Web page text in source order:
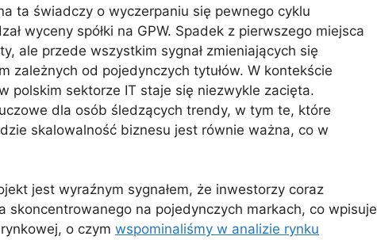
ta świadczy o wyczerpaniu się pewnego cyklu
wyceny spółki na GPW. Spadek z pierwszego miejsca
ale przede wszystkim sygnał zmieniających się
zależnych od pojedynczych tytułów. W kontekście
polskim sektorze IT staje się niezwykle zacięta.
dla osób śledzących trendy, w tym te, które
skalowalność biznesu jest równie ważna, co w
jest wyraźnym sygnałem, że inwestorzy coraz
skoncentrowanego na pojedynczych markach, co wpisuje
o czym wspominaliśmy w analizie rynku